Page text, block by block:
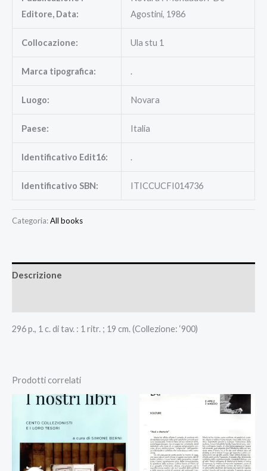
Editore, Data:
Agostini, 1986
Collocazione: Ula stu 1
Marca tipografica: .
Luogo: Novara
Paese: Italia
Identificativo Edit16: .
Identificativo SBN: ITICCUCFI014736
Categoria:All books
Descrizione
296 p., 1 c. di tav. : 1 ritr. ; 19 cm. (Collezione: ‘900)
Prodotti correlati